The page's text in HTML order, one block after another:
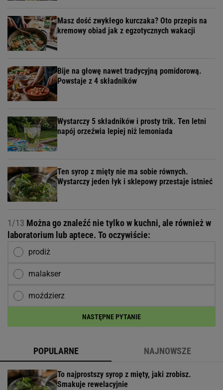
Masz dość zwykłego kurczaka? Oto przepis na
kremowy obiad jak z egzotycznych wakacji
Bije na głowę nawet tradycyjną pomidorową.
Powstaje z 4 składników
Wystarczy 5 składników i prosty trik. Ten letni
napój orzeźwia lepiej niż lemoniada
Ten syrop z mięty nie ma sobie równych.
Wystarczy jeden łyk i sklepowy przestaje istnieć
1/13 Można go znaleźć nie tylko w kuchni, ale również w
laboratorium lub aptece. To oczywiście:
prodiż
malakser
moździerz
NASTĘPNE PYTANIE
POPULARNE NAJNOWSZE
To najprostszy syrop z mięty, jaki zrobisz.
Smakuje rewelacyjnie